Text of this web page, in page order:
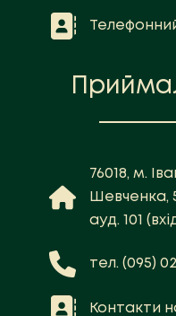
76018, м.
Шевченка,
ауд. 101
тел. (095)
Контакти